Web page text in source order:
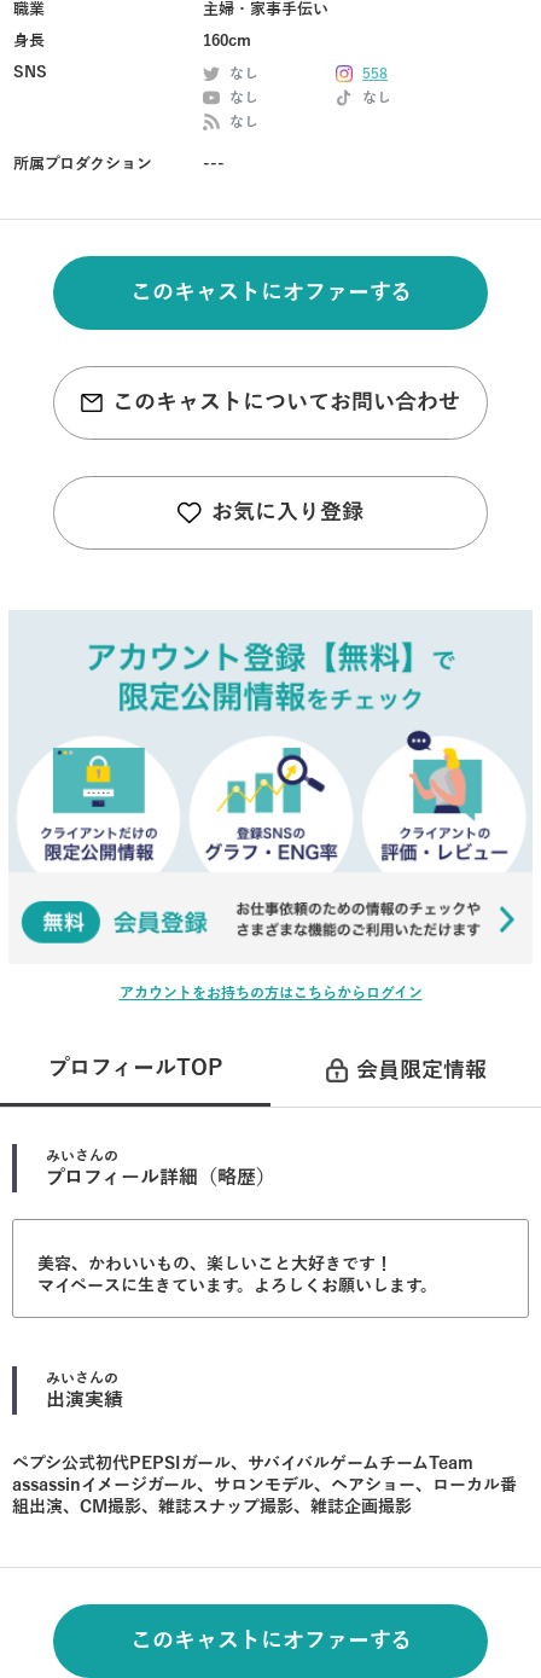
職業
主婦・家事手伝い
身長
160cm
SNS
なし
558
なし
なし
なし
所属プロダクション ---
このキャストにオファーする
このキャストについてお問い合わせ
お気に入り登録
アカウントをお持ちの方はこちらからログイン
プロフィールTOP 会員限定情報
みい さんの
プロフィール詳細（略歴）
美容、かわいいもの、楽しいこと大好きです！
マイペースに生きています。よろしくお願いします。
みい さんの
出演実績
ペプシ公式初代PEPSIガール、サバイバルゲームチームTeam
assassinイメージガール、サロンモデル、ヘアショー、ローカル番
組出演、CM撮影、雑誌スナップ撮影、雑誌企画撮影
このキャストにオファーする